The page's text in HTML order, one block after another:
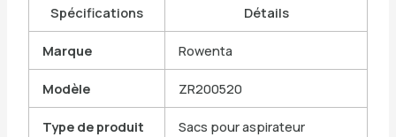
Spécifications Détails
Marque Rowenta
Modèle ZR200520
Type de produit Sacs pour aspirateur